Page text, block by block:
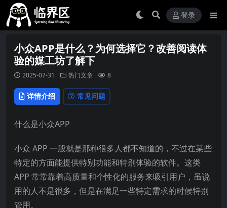
登录
小众APP是什么？为何选择它？改善阅读体
验的媒工坊了解下
2025-07-31 热门文章 8
详情介绍 常见问题
什么是小众APP
小众 APP 一般就是那种很多人都不知道的，不过在某些
特定的方面能提供特别功能和特别体验的软件。这类
APP 常常靠着高质量和个性化的服务来吸引用户，虽说
用的人不是很多，但是在满足一些特定需求的时候特别
管用。